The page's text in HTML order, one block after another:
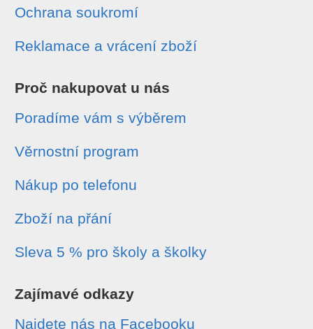
Ochrana soukromí
Reklamace a vrácení zboží
Proč nakupovat u nás
Poradíme vám s výběrem
Věrnostní program
Nákup po telefonu
Zboží na přání
Sleva 5 % pro školy a školky
Zajímavé odkazy
Najdete nás na Facebooku